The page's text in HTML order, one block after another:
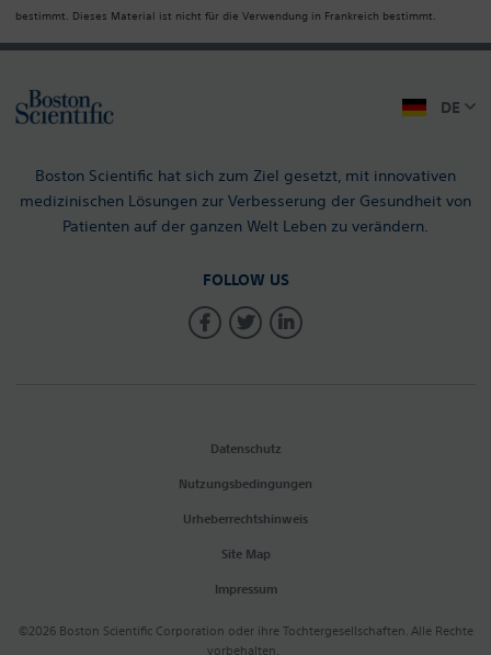
bestimmt. Dieses Material ist nicht für die Verwendung in Frankreich bestimmt.
DE
Boston Scientific hat sich zum Ziel gesetzt, mit innovativen
medizinischen Lösungen zur Verbesserung der Gesundheit von
Patienten auf der ganzen Welt Leben zu verändern.
FOLLOW US
Datenschutz
Nutzungsbedingungen
Urheberrechtshinweis
Site Map
Impressum
©2026 Boston Scientific Corporation oder ihre Tochtergesellschaften. Alle Rechte
vorbehalten.